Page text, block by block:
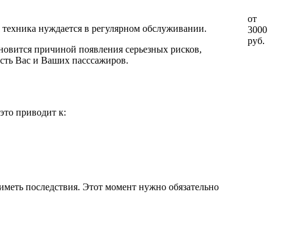
нуждается в регулярном обслуживании.
причиной появления серьезных рисков,
Вас и Ваших пасссажиров.
приводит к:
последствия. Этот момент нужно обязательно
от
3000
руб.